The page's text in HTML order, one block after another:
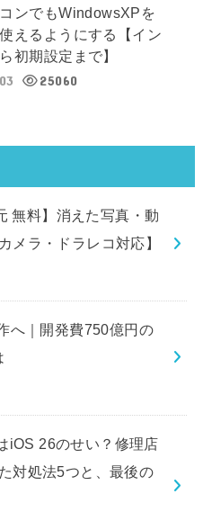
ンでもWindowsXPを
えるようにする【イン
初期設定まで】
25060
無料】消えた写真・動
メラ・ドラレコ対応】
へ｜開発費750億円の
iOS 26のせい？修理店
対処法5つと、最後の